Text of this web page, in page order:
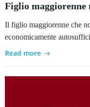
Figlio maggiorenne
Il figlio maggiorenne che
economicamente
Read more